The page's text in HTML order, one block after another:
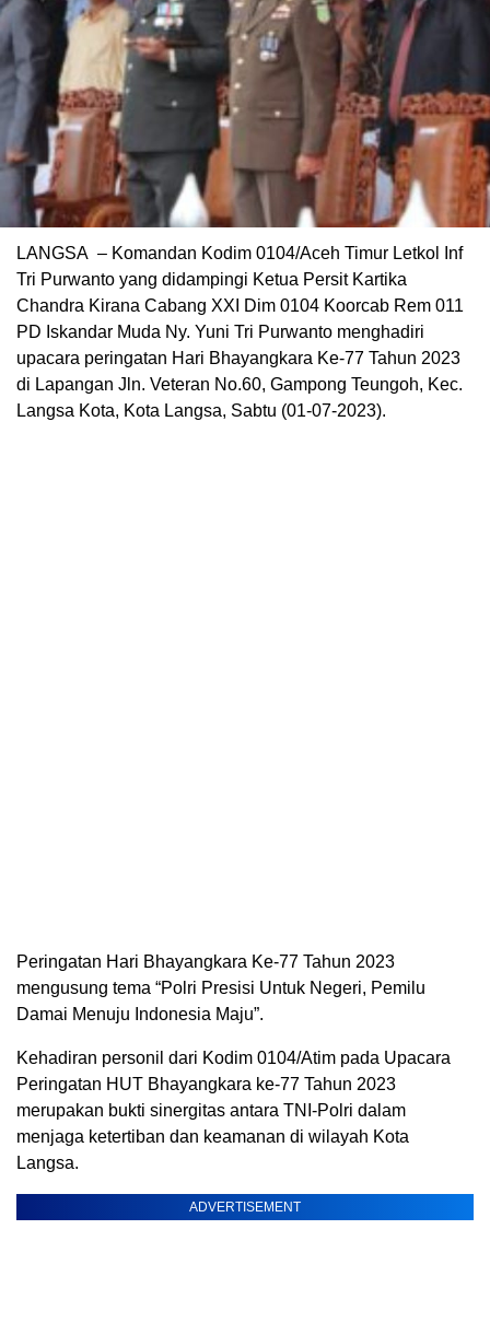
LANGSA – Komandan Kodim 0104/Aceh Timur Letkol Inf
Tri Purwanto yang didampingi Ketua Persit Kartika
Chandra Kirana Cabang XXI Dim 0104 Koorcab Rem 011
PD Iskandar Muda Ny. Yuni Tri Purwanto menghadiri
upacara peringatan Hari Bhayangkara Ke-77 Tahun 2023
di Lapangan Jln. Veteran No.60, Gampong Teungoh, Kec.
Langsa Kota, Kota Langsa, Sabtu (01-07-2023).
Peringatan Hari Bhayangkara Ke-77 Tahun 2023
mengusung tema “Polri Presisi Untuk Negeri, Pemilu
Damai Menuju Indonesia Maju”.
Kehadiran personil dari Kodim 0104/Atim pada Upacara
Peringatan HUT Bhayangkara ke-77 Tahun 2023
merupakan bukti sinergitas antara TNI-Polri dalam
menjaga ketertiban dan keamanan di wilayah Kota
Langsa.
ADVERTISEMENT